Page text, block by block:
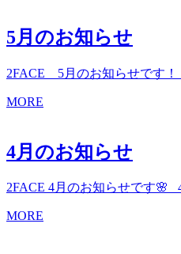
5月のお知らせ
2FACE 5月のお知らせです！
MORE
4月のお知らせ
2FACE 4月のお知らせです🌸
MORE